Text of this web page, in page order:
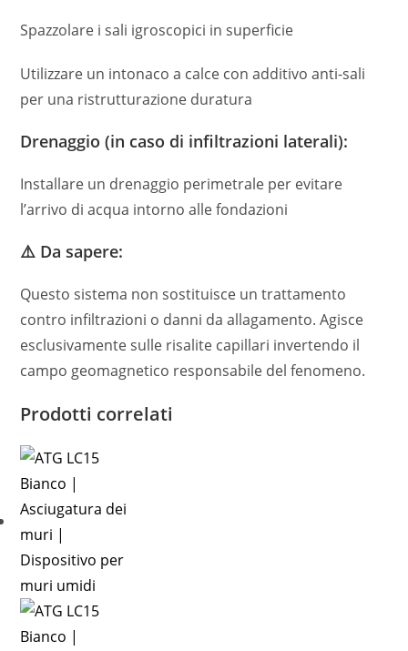
Spazzolare i sali igroscopici in superficie
Utilizzare un intonaco a calce con additivo anti-sali
per una ristrutturazione duratura
Drenaggio (in caso di infiltrazioni laterali):
Installare un drenaggio perimetrale per evitare
l’arrivo di acqua intorno alle fondazioni
⚠️ Da sapere:
Questo sistema non sostituisce un trattamento
contro infiltrazioni o danni da allagamento. Agisce
esclusivamente sulle risalite capillari invertendo il
campo geomagnetico responsabile del fenomeno.
Prodotti correlati